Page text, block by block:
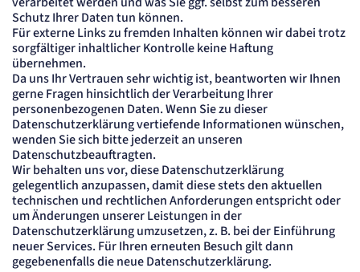
Schutz Ihrer Daten tun können.
Für externe Links zu fremden Inhalten können wir dabei trotz
sorgfältiger inhaltlicher Kontrolle keine Haftung
übernehmen.
Da uns Ihr Vertrauen sehr wichtig ist, beantworten wir Ihnen
gerne Fragen hinsichtlich der Verarbeitung Ihrer
personenbezogenen Daten. Wenn Sie zu dieser
Datenschutzerklärung vertiefende Informationen wünschen,
wenden Sie sich bitte jederzeit an unseren
Datenschutzbeauftragten.
Wir behalten uns vor, diese Datenschutzerklärung
gelegentlich anzupassen, damit diese stets den aktuellen
technischen und rechtlichen Anforderungen entspricht oder
um Änderungen unserer Leistungen in der
Datenschutzerklärung umzusetzen, z. B. bei der Einführung
neuer Services. Für Ihren erneuten Besuch gilt dann
gegebenenfalls die neue Datenschutzerklärung.